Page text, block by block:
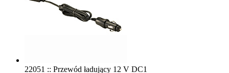
22051 :: Przewód ładujący 12 V DC1